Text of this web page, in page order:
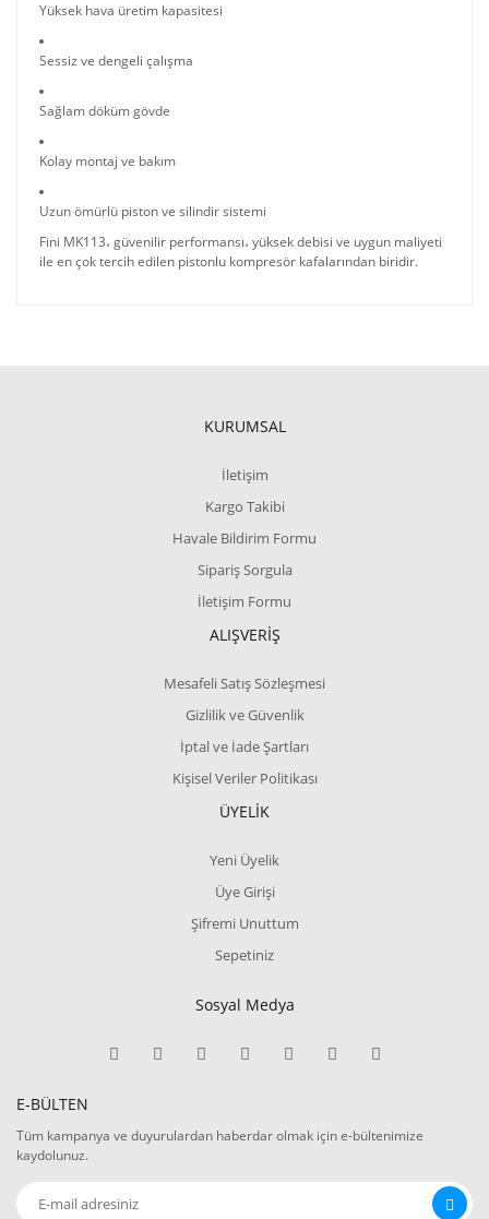
Yüksek hava üretim kapasitesi
Sessiz ve dengeli çalışma
Sağlam döküm gövde
Kolay montaj ve bakım
Uzun ömürlü piston ve silindir sistemi
Fini MK113، güvenilir performansı، yüksek debisi ve uygun maliyeti
ile en çok tercih edilen pistonlu kompresör kafalarından biridir.
KURUMSAL
İletişim
Kargo Takibi
Havale Bildirim Formu
Sipariş Sorgula
İletişim Formu
ALIŞVERİŞ
Mesafeli Satış Sözleşmesi
Gizlilik ve Güvenlik
İptal ve İade Şartları
Kişisel Veriler Politikası
ÜYELİK
Yeni Üyelik
Üye Girişi
Şifremi Unuttum
Sepetiniz
Sosyal Medya
E-BÜLTEN
Tüm kampanya ve duyurulardan haberdar olmak için e-bültenimize
kaydolunuz.